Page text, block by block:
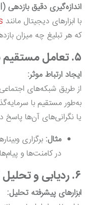
اندازه‌گیری دقیق بازدهی (ROI):
با ابزارهای دیجیتال مانند
که هر تبلیغ چه میزان
۵. تعامل مستقیم با مخاطبان
ایجاد ارتباط موثر:
از طریق شبکه‌های
به‌طور مستقیم با
یا نگرانی‌های آن‌ها پاسخ
مثال: برگزاری
در کامنت‌ها و
۶. ردیابی و تحلیل نتایج
ابزارهای پیشرفته تحلیل: